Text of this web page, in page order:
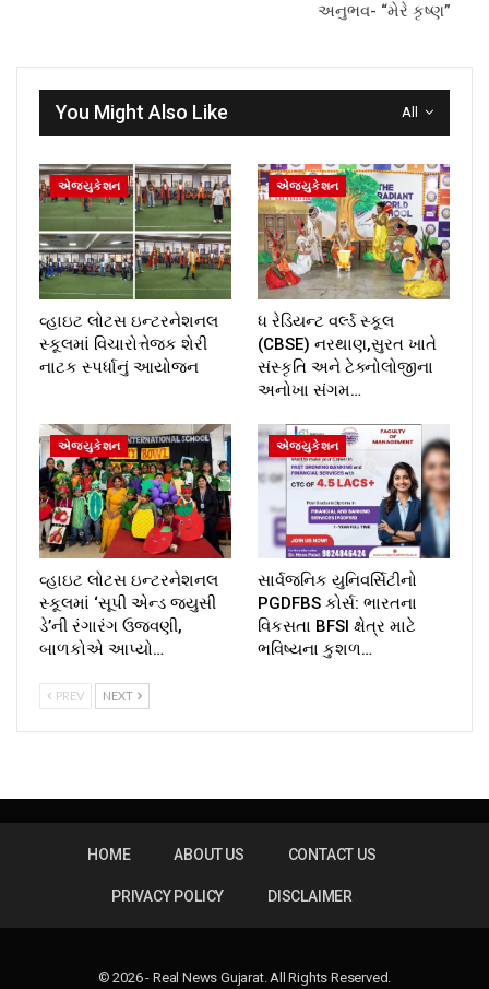
અનુભવ- “મેરે કૃષ્ણ”
All
You Might Also Like
એજ્યુકેશન
વ્હાઇટ લોટસ ઇન્ટરનેશનલ
સ્કૂલમાં વિચારોત્તેજક શેરી
નાટક સ્પર્ધાનું આયોજન
એજ્યુકેશન
ધ રેડિયન્ટ વર્લ્ડ સ્કૂલ
(CBSE) નરથાણ,સુરત ખાતે
સંસ્કૃતિ અને ટેક્નોલોજીના
અનોખા સંગમ…
એજ્યુકેશન
વ્હાઇટ લોટસ ઇન્ટરનેશનલ
સ્કૂલમાં ‘સૂપી એન્ડ જ્યુસી
ડે’ની રંગારંગ ઉજવણી,
બાળકોએ આપ્યો…
એજ્યુકેશન
સાર્વજનિક યુનિવર્સિટીનો
PGDFBS કોર્સ: ભારતના
વિકસતા BFSI ક્ષેત્ર માટે
ભવિષ્યના કુશળ…
PREV NEXT
HOME ABOUT US CONTACT US
PRIVACY POLICY DISCLAIMER
© 2026 - Real News Gujarat. All Rights Reserved.